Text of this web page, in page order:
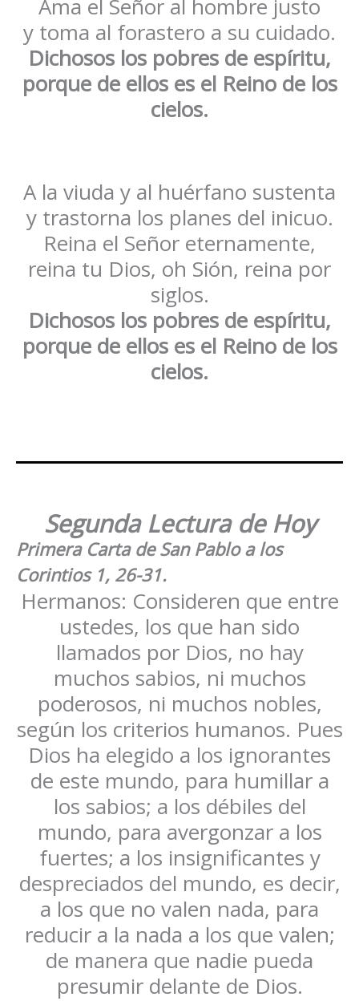
Ama el Señor al hombre justo
y toma al forastero a su cuidado.
Dichosos los pobres de espíritu,
porque de ellos es el Reino de los
cielos.
A la viuda y al huérfano sustenta
y trastorna los planes del inicuo.
Reina el Señor eternamente,
reina tu Dios, oh Sión, reina por
siglos.
Dichosos los pobres de espíritu,
porque de ellos es el Reino de los
cielos.
Segunda Lectura de Hoy
Primera Carta de San Pablo a los
Corintios 1, 26-31.
Hermanos: Consideren que entre
ustedes, los que han sido
llamados por Dios, no hay
muchos sabios, ni muchos
poderosos, ni muchos nobles,
según los criterios humanos. Pues
Dios ha elegido a los ignorantes
de este mundo, para humillar a
los sabios; a los débiles del
mundo, para avergonzar a los
fuertes; a los insignificantes y
despreciados del mundo, es decir,
a los que no valen nada, para
reducir a la nada a los que valen;
de manera que nadie pueda
presumir delante de Dios.